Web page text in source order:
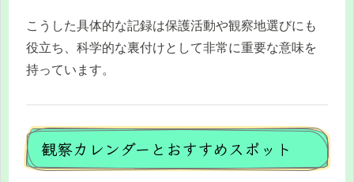
こうした具体的な記録は保護活動や観察地選びにも
役立ち、科学的な裏付けとして非常に重要な意味を
持っています。
観察カレンダーとおすすめスポット